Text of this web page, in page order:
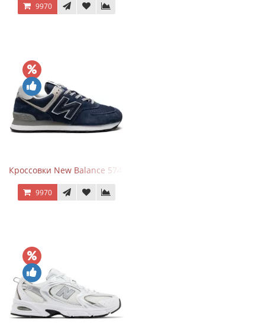
9970
Кроссовки New Balance 574 Navy Blue Grey
9970